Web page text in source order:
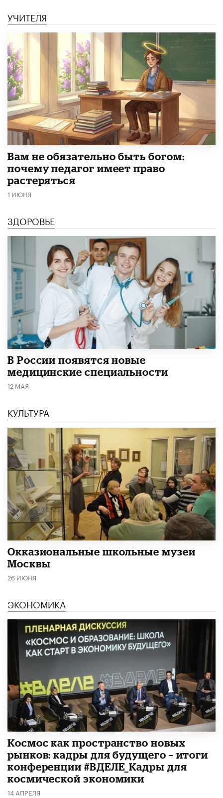
УЧИТЕЛЯ
​Вам не обязательно быть богом:
почему педагог имеет право
растеряться
1 ИЮНЯ
ЗДОРОВЬЕ
В России появятся новые
медицинские специальности
12 МАЯ
КУЛЬТУРА
​Окказиональные школьные музеи
Москвы
26 ИЮНЯ
ЭКОНОМИКА
Космос как пространство новых
рынков: кадры для будущего – итоги
конференции #ВДЕЛЕ_Кадры для
космической экономики
14 АПРЕЛЯ